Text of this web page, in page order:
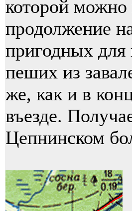
которой можно
продолжение
пригодных для
пеших из
же, как и в
въезде.
Цепнинском